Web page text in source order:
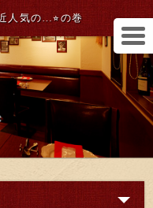
人気の…⭐︎の巻